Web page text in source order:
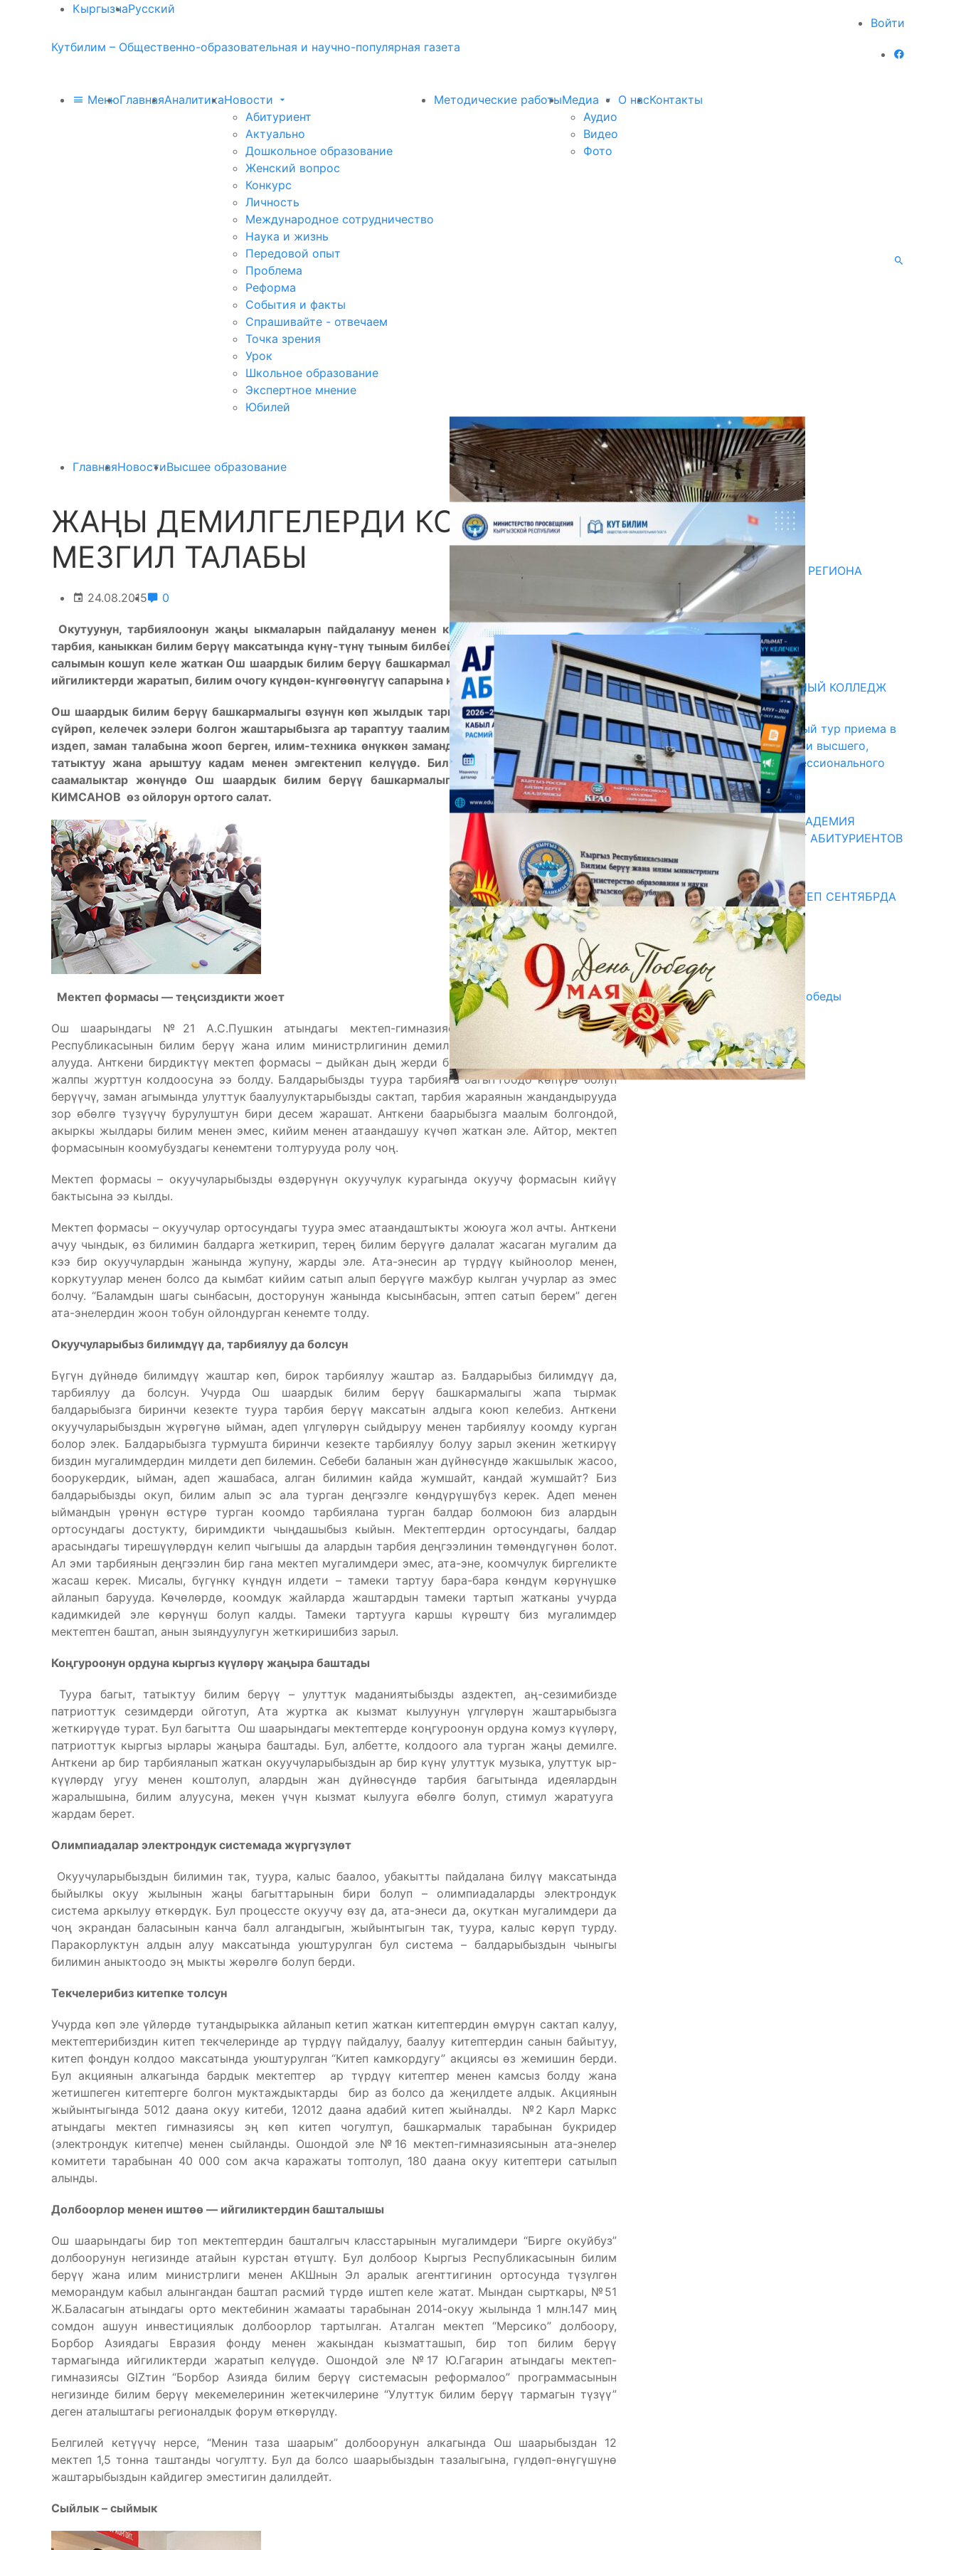
КыргызчаРусский
Войти
Кутбилим – Общественно-образовательная и научно-популярная газета
МенюГлавнаяАналитикаНовости
Абитуриент
Актуально
Дошкольное образование
Женский вопрос
Конкурс
Личность
Международное сотрудничество
Наука и жизнь
Передовой опыт
Проблема
Реформа
События и факты
Спрашивайте - отвечаем
Точка зрения
Урок
Школьное образование
Экспертное мнение
Юбилей
Методические работыМедиа
Аудио
Видео
Фото
О насКонтакты
ГлавнаяНовостиВысшее образование
ЖАҢЫ ДЕМИЛГЕЛЕРДИ КОЛДОО –
МЕЗГИЛ ТАЛАБЫ
24.08.2015 0
Окутуунун, тарбиялоонун жаңы ыкмаларын пайдалануу менен келечек муундарга татыктуу
тарбия, каныккан билим берүү максатында күнү-түнүтыным билбей, билим бер
баа жеткис
салымын кошуп келе жаткан Ош шаардык билим берүү башкармалыгы бү ндөкөптөгөн
ийгиликтерди жаратып, билим очогу күндөн-күнгөөнүгүү сапарына кадам таштап келе жатат.
Ош шаардык билим берүү башкармалыгыөзүнүн көп жылдык тарыхында билим кемесин алга
сүйрөп, келечек ээлери болгон жаштарыбызга ар тараптуу таалим-тарбия бер нүн жолдорун
издеп, заман талабына жооп берген, илим-техника өнүккөн заманда мезгилден артта калбай,
татыктуу жана арыштуу кадам менен эмгектенип келүүдө. Билим сапарындагы жагымдуу
саамалыктар жөнүндө Ош шаардык билим берүү башкармалыгынын башчысы Куштарбек
КИМСАНОВ өз ойлорун ортого салат.
Мектеп формасы — теңсиздикти жоет
Ош шаарындагы №21 А.С.Пушкин атындагы мектеп-гимназиясынын окуучулары Кыргыз
Республикасынын билим берүү жана илим министрлигинин демилгесин кош колдоп колдоого
алууда. Анткени бирдиктүү мектеп формасы – дыйкан дың жерди бузуп ишке киргизгендей эле,
жалпы журттун колдоосуна ээ болду. Балдарыбызды туура тарбияга багыттоодо көпүрө болуп
берүүчү, заман агымында улуттук баалуулуктарыбызды сактап, тарбия жараянын жандандырууда
зор өбөлгө түзүүчү бурулуштун бири десем жарашат. Анткени баарыбызга маалым болгондой,
акыркы жылдары билим менен эмес, кийим менен атаандашуу күчөп жаткан эле. Айтор, мектеп
формасынын коомубуздагы кенемтени толтурууда ролу чоң.
Мектеп формасы – окуучуларыбызды өздөрүнүн окуучулук курагында окуучу формасын кийүү
бактысына ээ кылды.
Мектеп формасы – окуучулар ортосундагы туура эмес атаандаштыкты жоюуга жол ачты. Анткени
ачуу чындык, өз билимин балдарга жеткирип, терең билим берүүгө далалат жасаган мугалим да
кээ бир окуучулардын жанында жупуну, жарды эле. Ата-энесин ар түрдүү кыйноолор менен,
коркутуулар менен болсо да кымбат кийим сатып алып берүүгө мажбур кылган учурлар аз эмес
болчу. “Баламдын шагы сынбасын, досторунун жанында кысынбасын, эптеп сатып берем” деген
ата-энелердин жоон тобун ойлондурган кенемте толду.
Окуучуларыбыз билимдүү да, тарбиялуу да болсун
Бүгүн дүйнөдө билимдүү жаштар көп, бирок тарбиялуу жаштар аз. Балдарыбыз билимдүү да,
тарбиялуу да болсун. Учурда Ош шаардык билим берүү башкармалыгы жапа тырмак
балдарыбызга биринчи кезекте туура тарбия берүү максатын алдыга коюп келебиз. Анткени
окуучуларыбыздын жүрөгүнө ыйман, адеп үлгүлөрүн сыйдыруу менен тарбиялуу коомду курган
болор элек. Балдарыбызга турмушта биринчи кезекте тарбиялуу болуу зарыл экенин жеткирүү
биздин мугалимдердин милдети деп билемин. Себеби баланын жан дүйнөсүндө жакшылык жасоо,
боорукердик, ыйман, адеп жашабаса, алган билимин кайда жумшайт, кандай жумшайт? Биз
балдарыбызды окуп, билим алып эс ала турган деңгээлге көндүрүшүбүз керек. Адеп менен
ыймандын үрөнүн өстүрө турган коомдо тарбиялана турган балдар болмоюн биз алардын
ортосундагы достукту, биримдикти чыңдашыбыз кыйын. Мектептердин ортосундагы, балдар
арасындагы тирешүүлөрдүн келип чыгышы да алардын тарбия деңгээлинин төмөндүгүнөн болот.
Ал эми тарбиянын деңгээлин бир гана мектеп мугалимдери эмес, ата-эне, коомчулук биргеликте
жасаш керек. Мисалы, бүгүнкү күндүн илдети – тамеки тартуу бара-бара көндүм көрүнүшкө
айланып барууда. Көчөлөрдө, коомдук жайларда жаштардын тамеки тартып жатканы учурда
кадимкидей эле көрүнүш болуп калды. Тамеки тартууга каршы күрөштү биз мугалимдер
мектептен баштап, анын зыяндуулугун жеткиришибиз зарыл.
Коңгуроонун ордуна кыргыз күүлөрү жаңыра баштады
Туура багыт, татыктуу билим берүү – улуттук маданиятыбызды аздектеп, аң-сезимибизде
патриоттук сезимдерди ойготуп, Ата журтка ак кызмат кылуунун үлгүлөрүн жаштарыбызга
жеткирүүдө турат. Бул багытта Ош шаарындагы мектептерде коңгуроонун ордуна комуз күүлөрү,
патриоттук кыргыз ырлары жаңыра баштады. Бул, албетте, колдоого ала турган жаңы демилге.
Анткени ар бир тарбияланып жаткан окуучуларыбыздын ар бир күнү улуттук музыка, улуттук ыр-
күүлөрдү угуу менен коштолуп, алардын жан дүйнөсүндө тарбия багытында идеялардын
жаралышына, билим алуусуна, мекен үчүн кызмат кылууга өбөлгө болуп, стимул жаратууга
жардам берет.
Олимпиадалар электрондук системада жүргүзүлөт
Окуучуларыбыздын билимин так, туура, калыс баалоо, убакытты пайдалана билүү максатында
быйылкы окуу жылынын жаңы багыттарынын бири болуп – олимпиадаларды электрондук
система аркылуу өткөрдүк. Бул процессте окуучу өзү да, ата-энеси да, окуткан мугалимдери да
чоң экрандан баласынын канча балл алгандыгын, жыйынтыгын так, туура, калыс көрүп турду.
Паракорлуктун алдын алуу максатында уюштурулган бул система – балдарыбыздын чыныгы
билимин аныктоодо эң мыкты жөрөлгө болуп берди.
Текчелерибиз китепке толсун
Учурда көп эле үйлөрдө тутандырыкка айланып кетип жаткан китептердин өмүрүн сактап калуу,
мектептерибиздин китеп текчелеринде ар түрдүү пайдалуу, баалуу китептердин санын байытуу,
китеп фондун колдоо максатында уюштурулган “Китеп камкордугу” акциясы өз жемишин берди.
Бул акциянын алкагында бардык мектептер ар түрдүү китептер менен камсыз болду жана
жетишпеген китептерге болгон муктаждыктарды бир аз болсо да жеңилдете алдык. Акциянын
жыйынтыгында 5012 даана окуу китеби, 12012 даана адабий китеп жыйналды. №2 Карл Маркс
атындагы мектеп гимназиясы эң көп китеп чогултуп, башкармалык тарабынан букридер
(электрондук китепче) менен сыйланды. Ошондой эле №16 мектеп-гимназиясынын ата-энелер
комитети тарабынан 40 000 сом акча каражаты топтолуп, 180 даана окуу китептери сатылып
алынды.
Долбоорлор менен иштөө — ийгиликтердин башталышы
Ош шаарындагы бир топ мектептердин башталгыч класстарынын мугалимдери “Бирге окуйбуз”
долбоорунун негизинде атайын курстан өтүштү. Бул долбоор Кыргыз Республикасынын билим
берүү жана илим министрлиги менен АКШнын Эл аралык агенттигинин ортосунда түзүлгөн
меморандум кабыл алынгандан баштап расмий түрдө иштеп келе жатат. Мындан сырткары, №51
Ж.Баласагын атындагы орто мектебинин жамааты тарабынан 2014-окуу жылында 1 млн.147 миң
сомдон ашуун инвестициялык долбоорлор тартылган. Аталган мектеп “Мерсико” долбоору,
Борбор Азиядагы Евразия фонду менен жакындан кызматташып, бир топ билим берүү
тармагында ийгиликтерди жаратып келүүдө. Ошондой эле №17 Ю.Гагарин атындагы мектеп-
гимназиясы GIZтин “Борбор Азияда билим берүү системасын реформалоо” программасынын
негизинде билим берүү мекемелеринин жетекчилерине “Улуттук билим берүү тармагын түзүү”
деген аталыштагы регионалдык форум өткөрүлдү.
Белгилей кетүүчү нерсе, “Менин таза шаарым” долбоорунун алкагында Ош шаарыбыздан 12
мектеп 1,5 тонна таштанды чогултту. Бул да болсо шаарыбыздын тазалыгына, гүлдөп-өнүгүшүнө
жаштарыбыздын кайдигер эместигин далилдейт.
Сыйлык – сыймык
Последние новости
НЕДЕЛЯ В ОБЗОРЕ
07.08.2026
ДЛЯ МЕТОДИСТОВ ЮЖНОГО РЕГИОНА
НАЧАЛОСЬ ОБУЧЕНИЕ
05.08.2026
НЕДЕЛЯ В ОБЗОРЕ
Абитуриент
БИШКЕКСКИЙ УНИВЕРСАЛЬНЫЙ КОЛЛЕДЖ
17.07.2026
В Кыргызстане начался первый тур приема в
образовательные организации высшего,
среднего и начального профессионального
образования
13.07.2026
КЫРГЫЗКО-РОССИЙСКАЯ АКАДЕМИЯ
ОБРАЗОВАНИЯ ПРИГЛАШАЕТ АБИТУРИЕНТОВ
10.07.2026
Медиа
СУЗАКТА 750 ОРУНДУУ МЕКТЕП СЕНТЯБРДА
ПАЙДАЛАНУУГА БЕРИЛЕТ
07.08.2025
Улуу Жеңиштин жандуу сөзү
29.04.2025
Награды в преддверии Дня Победы
29.04.2025